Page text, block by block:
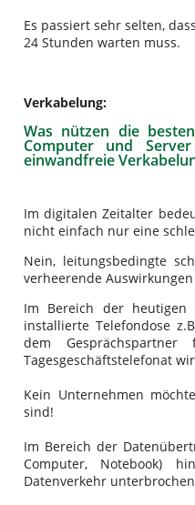
Es passiert sehr selten,
24 Stunden warten muss.
Verkabelung:
Was nützen die
Computer und
einwandfreie
Im digitalen Zeitalter
nicht einfach nur eine
Nein, leitungsbedingte
verheerende
Im Bereich der heutigen
installierte Telefondose
dem
Tagesgeschäftstelefonat
Kein Unternehmen
sind!
Im Bereich der
Computer, Notebook)
Datenverkehr